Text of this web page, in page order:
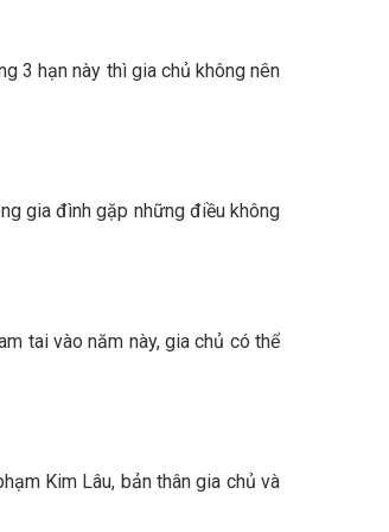
3 hạn này thì gia chủ không nên
gia đình gặp những điều không
tai vào năm này, gia chủ có thể
Kim Lâu, bản thân gia chủ và